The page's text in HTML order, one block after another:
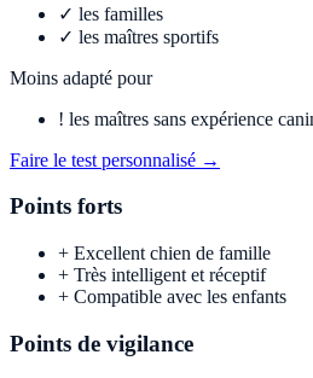
✓ les familles
✓ les maîtres sportifs
Moins adapté pour
! les maîtres sans expérience
Faire le test personnalisé →
Points forts
+ Excellent chien de famille
+ Très intelligent et réceptif
+ Compatible avec les enfants
Points de vigilance